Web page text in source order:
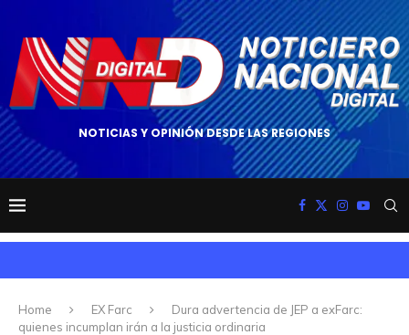
NOTICIAS Y OPINIÓN DESDE LAS REGIONES
Home EX Farc
Dura advertencia de JEP a exFarc:
quienes incumplan irán a la justicia ordinaria